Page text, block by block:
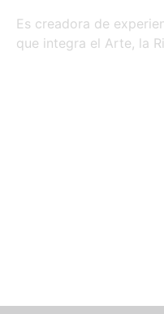
Es creadora de
que integra el Arte, la